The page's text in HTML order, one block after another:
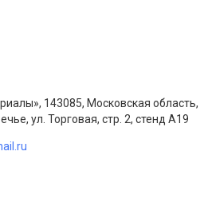
143085, Московская область,
ул. Торговая, стр. 2, стенд А19